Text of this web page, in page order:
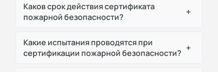
Каков срок действия сертификата
пожарной безопасности?
+
Какие испытания проводятся при
сертификации пожарной безопасности? +